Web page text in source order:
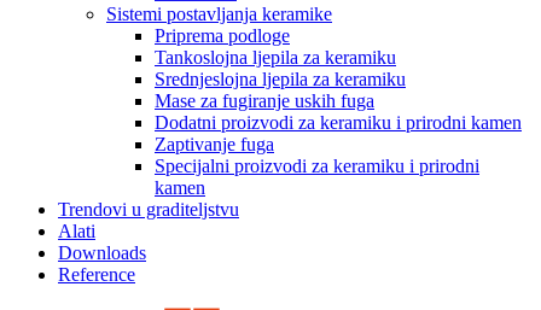
Sistemi postavljanja keramike
Priprema podloge
Tankoslojna ljepila za keramiku
Srednjeslojna ljepila za keramiku
Mase za fugiranje uskih fuga
Dodatni proizvodi za keramiku i prirodni kamen
Zaptivanje fuga
Specijalni proizvodi za keramiku i prirodni
kamen
Trendovi u graditeljstvu
Alati
Downloads
Reference